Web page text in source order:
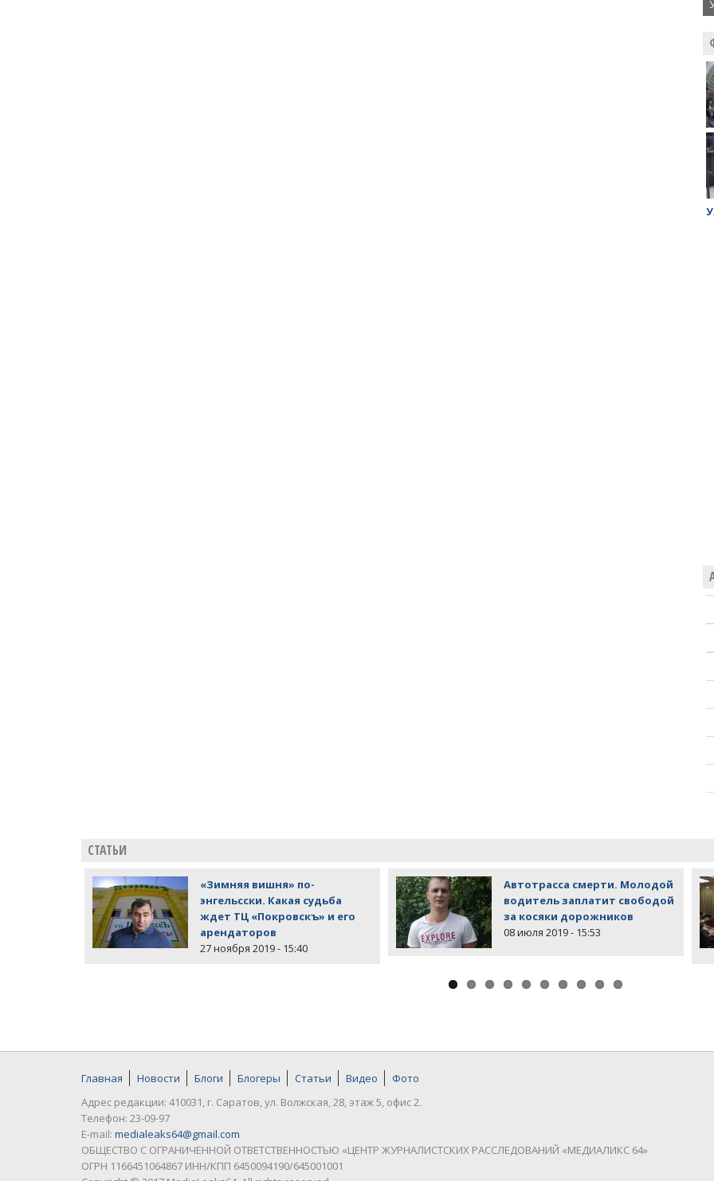
СТАТЬИ
«Зимняя вишня» по-
энгельсски. Какая судьба
ждет ТЦ «Покровскъ» и его
арендаторов
27 ноября 2019 - 15:40
Автотрасса смерти. Молодой
водитель заплатит свободой
за косяки дорожников
08 июля 2019 - 15:53
Главная Новости Блоги Блогеры Статьи Видео
Фото
Адрес редакции: 410031, г. Саратов, ул. Волжская, 28, этаж 5, офис 2.
Телефон: 23-09-97
E-mail: medialeaks64@gmail.com
ОБЩЕСТВО С ОГРАНИЧЕННОЙ ОТВЕТСТВЕННОСТЬЮ «ЦЕНТР ЖУРНАЛИСТСКИХ РАССЛЕДОВАНИЙ «МЕДИАЛИКС 64»
ОГРН 1166451064867 ИНН/КПП 6450094190/645001001